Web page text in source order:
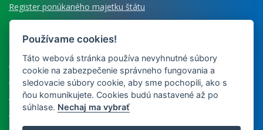
Register ponúkaného majetku štátu
Čo ešte ponúkame
Senzorické laboratórium
Múzeum veterinárnej medicíny
Nájdete u nás
Edícia Historiae medicinae vet.
Používame cookies!
Táto webová stránka používa nevyhnutné súbory
cookie na zabezpečenie správneho fungovania a
sledovacie súbory cookie, aby sme pochopili, ako s
ňou komunikujete. Cookies budú nastavené až po
súhlase. Nechaj ma vybrať